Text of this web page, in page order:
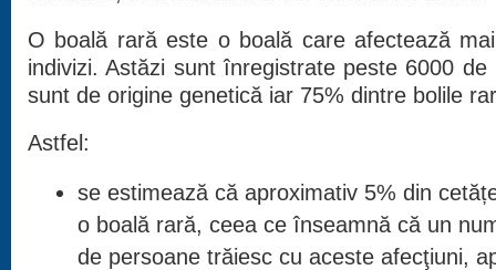
O boală rară este o boală care afectează
indivizi. Astăzi sunt înregistrate peste 6000
sunt de origine genetică iar 75% dintre bolile
Astfel:
se estimează că aproximativ 5% din
o boală rară, ceea ce înseamnă că un
de persoane trăiesc cu aceste afecţiuni,